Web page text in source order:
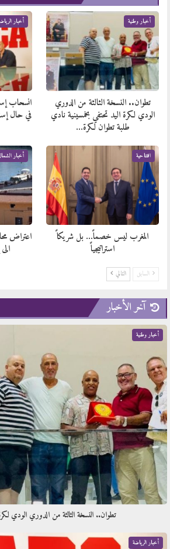
أخبار وطنية
تطوان.. النسخة الثالثة من الدوري
الودي لكرة اليد تحتفي بخمسينية نادي
طلبة تطوان لكرة…
أخبار
انسحاب
في حال
افتتاحية
المغرب ليس خصماً… بل شريكاً
استراتيجياً
أخبار
اعتراض
السابق التالي
آخر الأخبار
أخبار وطنية
تطوان.. النسخة الثالثة من الدوري الودي
أخبار الرياضة